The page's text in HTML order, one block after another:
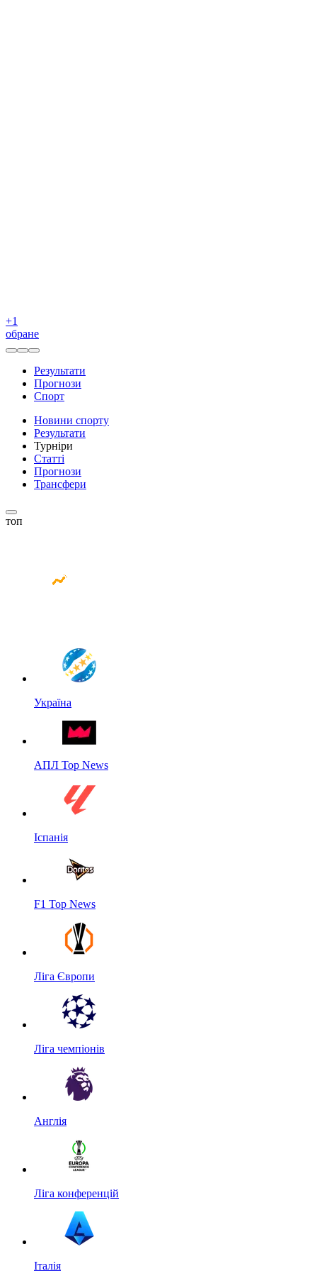
+1
обране
Результати
Прогнози
Спорт
Новини спорту
Результати
Турніри
Статті
Прогнози
Трансфери
топ
Україна
АПЛ Top News
Іспанія
F1 Top News
Ліга Європи
Ліга чемпіонів
Англія
Ліга конференцій
Італія